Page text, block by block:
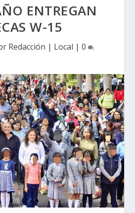
ENTREGAN
W-15
Redacción | Local | 0